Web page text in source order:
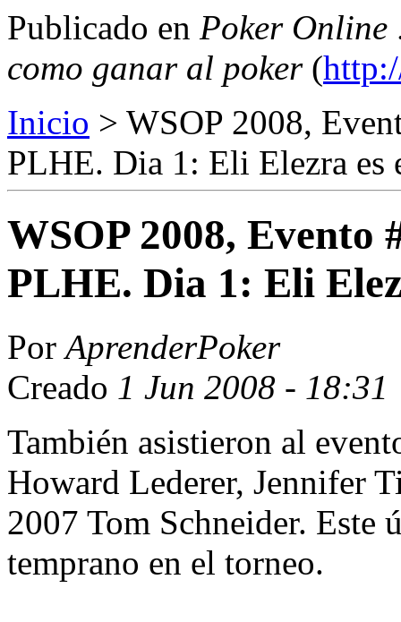
Publicado en Poker Online
como ganar al poker(
Inicio > WSOP 2008,
PLHE. Dia 1: Eli Elezra es
WSOP 2008, Evento
PLHE. Dia 1: Eli
PorAprenderPoker
Creado 1 Jun 2008 - 18:31
También asistieron al
Howard Lederer, Jennifer
2007 Tom Schneider.
temprano en el torneo.